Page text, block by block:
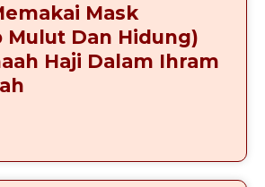
Mask
Mulut Dan Hidung)
Haji Dalam Ihram